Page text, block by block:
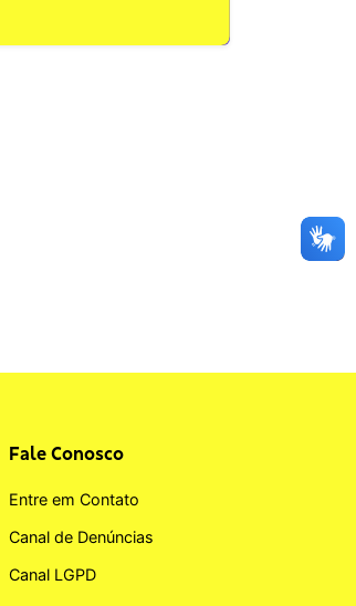
Fale Conosco
Entre em Contato
Canal de Denúncias
Canal LGPD